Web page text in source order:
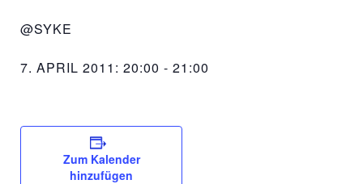
@SYKE
7. APRIL 2011: 20:00 - 21:00
Zum Kalender
hinzufügen